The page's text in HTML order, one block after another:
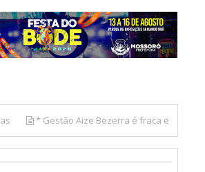
* Gestão Aize Bezerra é fraca e
Câmara, RN.